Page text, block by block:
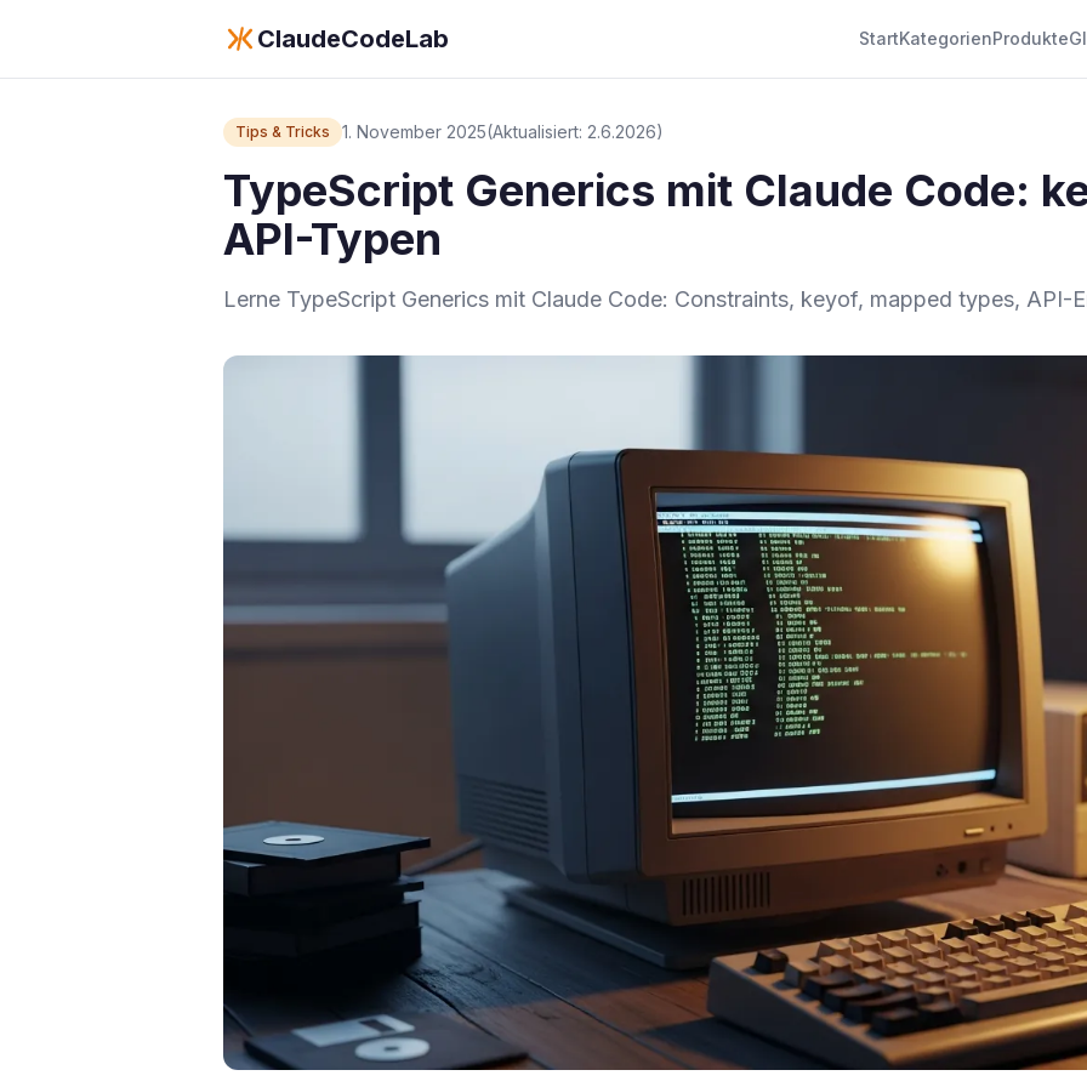
ClaudeCodeLab StartKategorienProdukte
Tips & Tricks 1. November 2025(Aktualisiert: 2.6.2026)
TypeScript Generics mit Claude Code:
API-Typen
Lerne TypeScript Generics mit Claude Code: Constraints, keyof, mapped types, API-